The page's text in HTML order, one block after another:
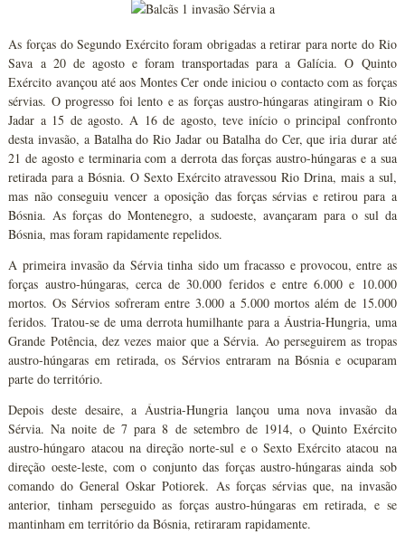
As forças do Segundo Exército foram obrigadas a retirar para norte do Rio
Sava a 20 de agosto e foram transportadas para a Galícia. O Quinto
Exército avançou até aos Montes Cer onde iniciou o contacto com as forças
sérvias. O progresso foi lento e as forças austro-húngaras atingiram o Rio
Jadar a 15 de agosto. A 16 de agosto, teve início o principal confronto
desta invasão, a Batalha do Rio Jadar ou Batalha do Cer, que iria durar até
21 de agosto e terminaria com a derrota das forças austro-húngaras e a sua
retirada para a Bósnia. O Sexto Exército atravessou Rio Drina, mais a sul,
mas não conseguiu vencer a oposição das forças sérvias e retirou para a
Bósnia. As forças do Montenegro, a sudoeste, avançaram para o sul da
Bósnia, mas foram rapidamente repelidos.
A primeira invasão da Sérvia tinha sido um fracasso e provocou, entre as
forças austro-húngaras, cerca de 30.000 feridos e entre 6.000 e 10.000
mortos. Os Sérvios sofreram entre 3.000 a 5.000 mortos além de 15.000
feridos. Tratou-se de uma derrota humilhante para a Áustria-Hungria, uma
Grande Potência, dez vezes maior que a Sérvia. Ao perseguirem as tropas
austro-húngaras em retirada, os Sérvios entraram na Bósnia e ocuparam
parte do território.
Depois deste desaire, a Áustria-Hungria lançou uma nova invasão da
Sérvia. Na noite de 7 para 8 de setembro de 1914, o Quinto Exército
austro-húngaro atacou na direção norte-sul e o Sexto Exército atacou na
direção oeste-leste, com o conjunto das forças austro-húngaras ainda sob
comando do General Oskar Potiorek. As forças sérvias que, na invasão
anterior, tinham perseguido as forças austro-húngaras em retirada, e se
mantinham em território da Bósnia, retiraram rapidamente.